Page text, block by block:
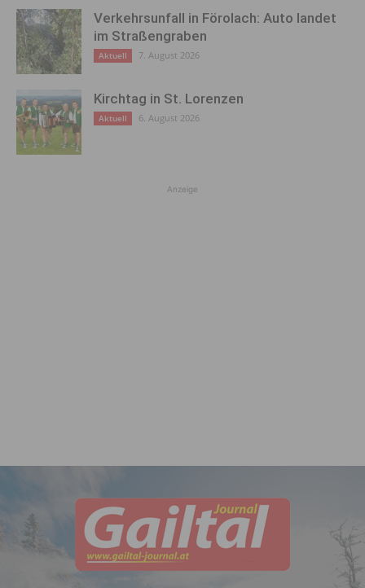
Verkehrsunfall in Förolach: Auto landet
im Straßengraben
Aktuell 7. August 2026
Kirchtag in St. Lorenzen
Aktuell 6. August 2026
Anzeige